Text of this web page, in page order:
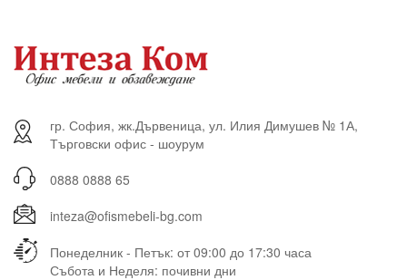
гр. София, жк.Дървеница, ул. Илия Димушев № 1А,
Търговски офис - шоурум
0888 0888 65
inteza@ofismebeli-bg.com
Понеделник - Петък: от 09:00 до 17:30 часа
Събота и Неделя: почивни дни